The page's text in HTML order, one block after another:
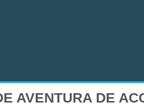
AVENTURA DE